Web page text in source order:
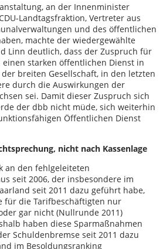
an der Innenminister
Landtagsfraktion, Vertreter aus
und des öffentlichen
machte der wiedergewählte
Linn deutlich, dass der Zuspruch für
starken öffentlichen Dienst in
breiten Gesellschaft, in den letzten
durch die Auswirkungen der
sei. Damit dieser Zuspruch sich
der dbb nicht müde, sich weiterhin
Öffentlichen Dienst
nicht nach Kassenlage
an den fehlgeleiteten
seit 2006, der insbesondere im
seit 2011 dazu geführt habe,
für die Tarifbeschäftigten nur
gar nicht (Nullrunde 2011)
haben diese Sparmaßnahmen
Schuldenbremse seit 2011 dazu
im Besoldungsranking